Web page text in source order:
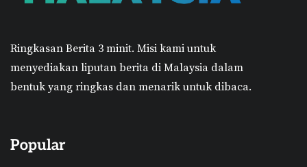
Ringkasan Berita 3 minit. Misi kami untuk
menyediakan liputan berita di Malaysia dalam
bentuk yang ringkas dan menarik untuk dibaca.
Popular